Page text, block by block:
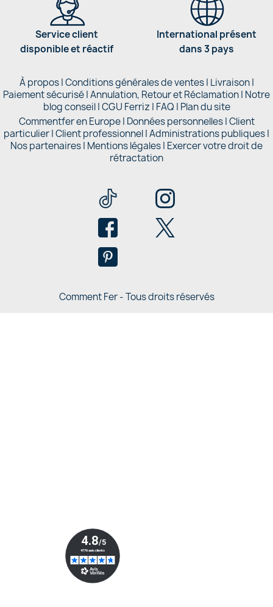
Service client
disponible et réactif
International présent
dans 3 pays
À propos|Conditions générales de ventes| Livraison|
Paiement sécurisé|Annulation, Retour et Réclamation| Notre
blog conseil|CGU Ferriz | FAQ | Plan du site
Commentfer en Europe| Données personnelles|Client
particulier|Client professionnel|Administrations publiques|
Nos partenaires | Mentions légales| Exercer votre droit de
rétractation
Comment Fer - Tous droits réservés